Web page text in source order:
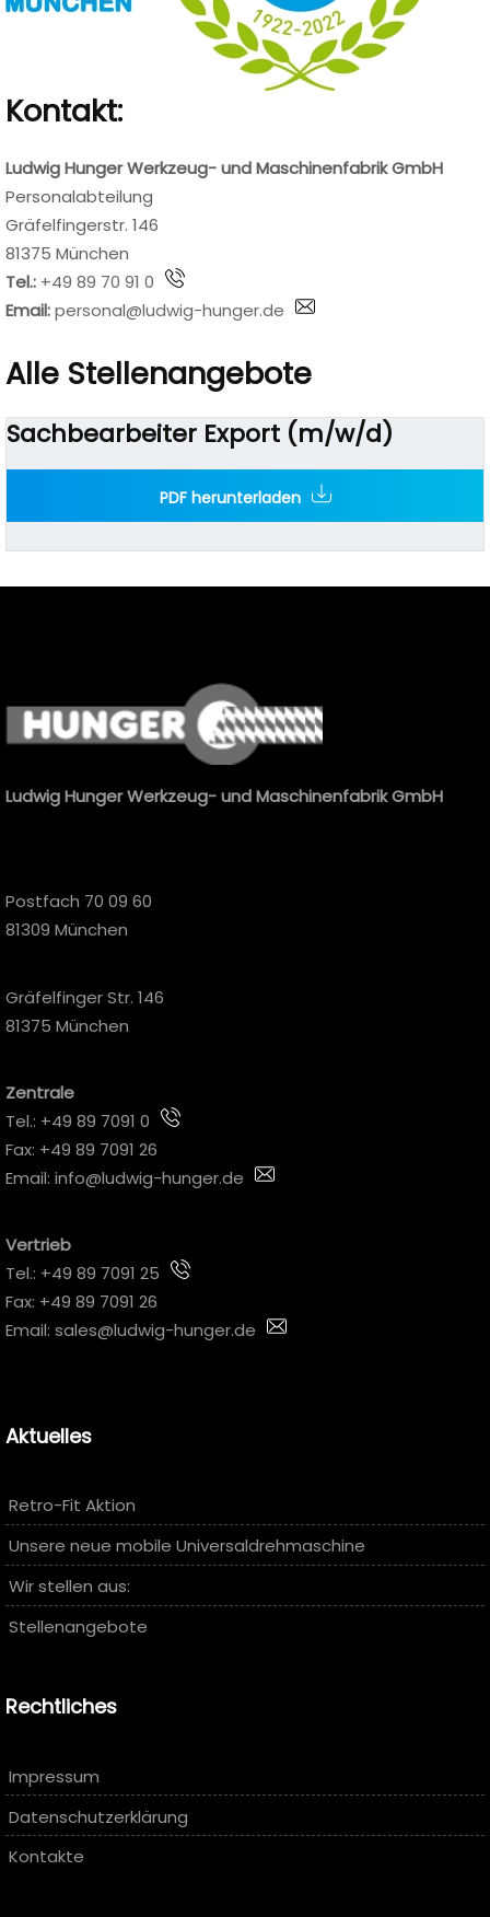
Kontakt:
Ludwig Hunger Werkzeug- und Maschinenfabrik GmbH
Personalabteilung
Gräfelfingerstr. 146
81375 München
Tel.: +49 89 70 91 0
Email:personal@ludwig-hunger.de
Alle Stellenangebote
Sachbearbeiter Export (m/w/d)
PDF herunterladen
Ludwig Hunger Werkzeug- und Maschinenfabrik GmbH
Postfach 70 09 60
81309 München
Gräfelfinger Str. 146
81375 München
Zentrale
Tel.: +49 89 7091 0
Fax: +49 89 7091 26
Email: info@ludwig-hunger.de
Vertrieb
Tel.: +49 89 7091 25
Fax: +49 89 7091 26
Email: sales@ludwig-hunger.de
Aktuelles
Retro-Fit Aktion
Unsere neue mobile Universaldrehmaschine
Wir stellen aus:
Stellenangebote
Rechtliches
Impressum
Datenschutzerklärung
Kontakte